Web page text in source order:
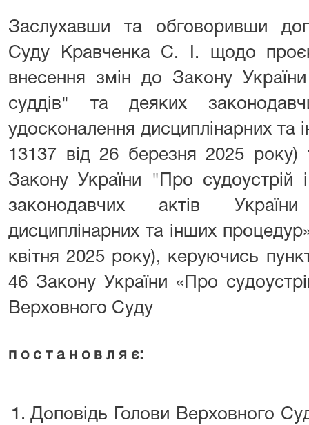
Заслухавши та обговоривши
Суду Кравченка С. І. щодо
внесення змін до Закону
суддів" та деяких
удосконалення дисциплінарних
13137 від 26 березня 2025
Закону України "Про судоустрій
законодавчих актів
дисциплінарних та інших
квітня 2025 року), керуючись
46 Закону України «Про
Верховного Суду
п о с т а н о в л я є:
Доповідь Голови Верховного